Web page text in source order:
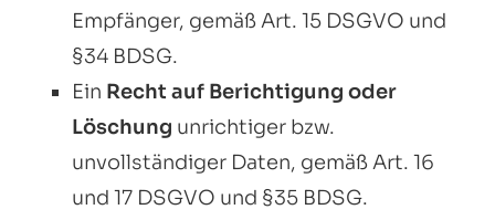
Empfänger, gemäß Art. 15 DSGVO und
§34 BDSG.
Ein Recht auf Berichtigung oder
Löschung unrichtiger bzw.
unvollständiger Daten, gemäß Art. 16
und 17 DSGVO und §35 BDSG.